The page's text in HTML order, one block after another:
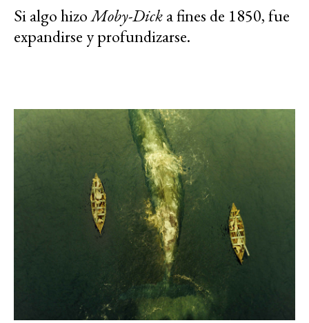
Si algo hizoMoby-Dicka fines de 1850, fue
expandirse y profundizarse.